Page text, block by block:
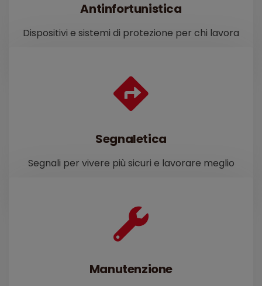
Antinfortunistica
Dispositivi e sistemi di protezione per chi lavora
Segnaletica
Segnali per vivere più sicuri e lavorare meglio
Manutenzione